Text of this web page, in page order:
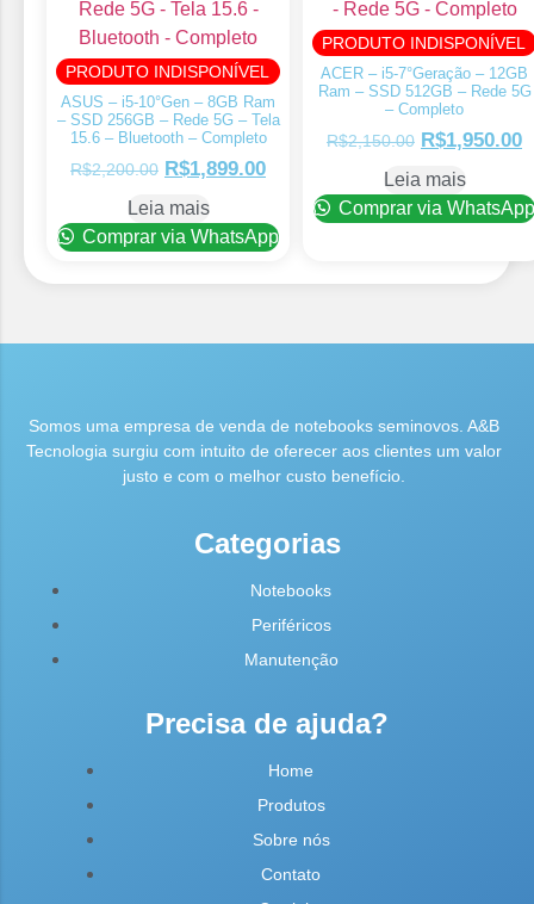
PRODUTO INDISPONÍVEL
ASUS – i5-10°Gen – 8GB Ram
– SSD 256GB – Rede 5G – Tela
15.6 – Bluetooth – Completo
R$2,200.00 R$1,899.00
Leia mais
Comprar via WhatsApp
PRODUTO INDISPONÍVEL
ACER – i5-7°Geração – 12GB
Ram – SSD 512GB – Rede 5G
– Completo
R$2,150.00 R$1,950.00
Leia mais
Comprar via WhatsApp
Somos uma empresa de venda de notebooks seminovos. A&B
Tecnologia surgiu com intuito de oferecer aos clientes um valor
justo e com o melhor custo benefício.
Categorias
Notebooks
Periféricos
Manutenção
Precisa de ajuda?
Home
Produtos
Sobre nós
Contato